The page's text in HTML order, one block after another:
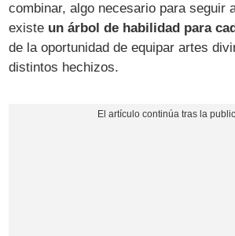
combinar, algo necesario para seguir
existe un árbol de habilidad para
de la oportunidad de equipar artes
distintos hechizos.